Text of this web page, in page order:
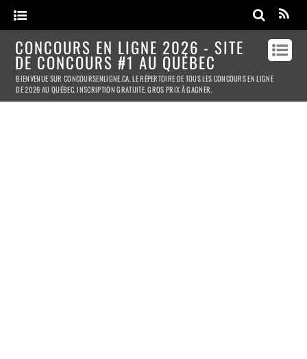
CONCOURS EN LIGNE 2026 - SITE
DE CONCOURS #1 AU QUÉBEC
BIENVENUE SUR CONCOURSENLIGNE.CA. LE RÉPERTOIRE DE TOUS LES CONCOURS EN LIGNE
DE 2026 AU QUÉBEC. INSCRIPTION GRATUITE. GROS PRIX À GAGNER.